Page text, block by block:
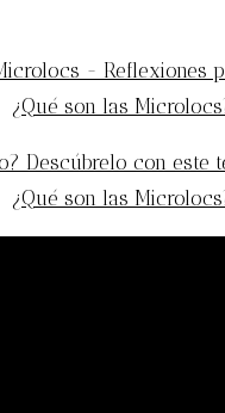
- Reflexiones
¿Qué son las
Descúbrelo con este
¿Qué son las